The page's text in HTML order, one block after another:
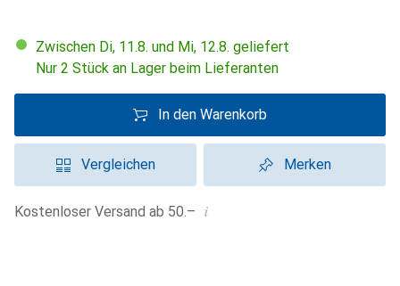
Zwischen Di, 11.8. und Mi, 12.8. geliefert
Nur 2 Stück an Lager beim Lieferanten
In den Warenkorb
Vergleichen Merken
Kostenloser Versand ab 50.– i